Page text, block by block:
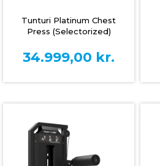
Tunturi Platinum Chest
Press (Selectorized)
34.999,00 kr.